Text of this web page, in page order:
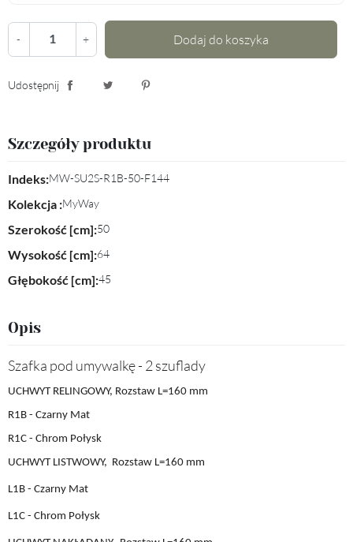
- + Dodaj do koszyka
Udostępnij
Szczegóły produktu
Indeks:MW-SU2S-R1B-50-F144
Kolekcja :MyWay
Szerokość [cm]:50
Wysokość [cm]:64
Głębokość [cm]:45
Opis
Szafka pod umywalkę - 2 szuflady
UCHWYT RELINGOWY, Rozstaw L=160 mm
R1B - Czarny Mat
R1C - Chrom Połysk
UCHWYT LISTWOWY, Rozstaw L=160 mm
L1B - Czarny Mat
L1C - Chrom Połysk